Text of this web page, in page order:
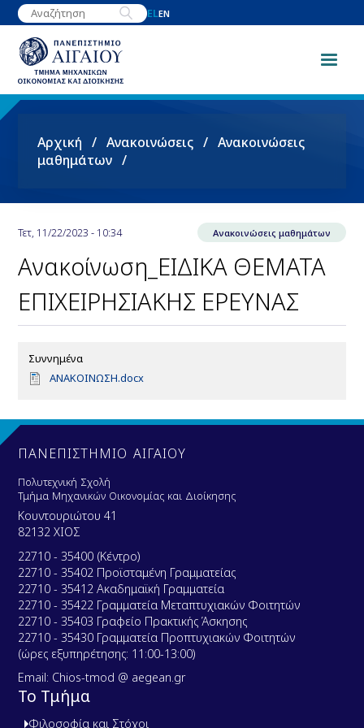
Παράκαμψη
προς
κυρίως
περιεχόμενο
ELEN
Breadcrumb
Αρχική Ανακοινώσεις
Ανακοινώσεις
μαθημάτων
Τετ, 11/22/2023 - 10:34 Ανακοινώσεις μαθημάτων
Ανακοίνωση_ΕΙΔΙΚΑ ΘΕΜΑΤΑ
ΕΠΙΧΕΙΡΗΣΙΑΚΗΣ ΕΡΕΥΝΑΣ
Συννημένα
D
u
e
n
t
ΑΝΑΚΟΙΝΩΣΗ.docx
ΠΑΝΕΠΙΣΤΗΜΙΟ ΑΙΓΑΙΟΥ
Πολυτεχνική Σχολή
Τμήμα Μηχανικών Οικονομίας και Διοίκησης
Κουντουριώτου 41
82132 ΧΙΟΣ
22710 - 35400 (Κέντρο)
22710 - 35402 Προϊσταμένη Γραμματείας
22710 - 35412 Ακαδημαϊκή Γραμματεία
22710 - 35422 Γραμματεία Μεταπτυχιακών Φοιτητών
22710 - 35403 Γραφείο Πρακτικής Άσκησης
22710 - 35430 Γραμματεία Προπτυχιακών Φοιτητών
(ώρες εξυπηρέτησης: 11:00-13:00)
Email: Chios-tmod @ aegean.gr
Το Τμήμα
Φιλοσοφία και Στόχοι